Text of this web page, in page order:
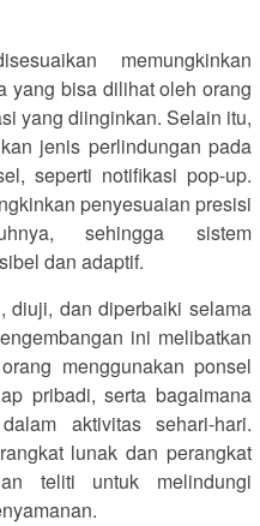
memungkinkan
yang bisa dilihat oleh orang
yang diinginkan. Selain itu,
jenis perlindungan pada
seperti notifikasi pop-up.
penyesuaian presisi
sehingga sistem
dan adaptif.
diuji, dan diperbaiki selama
ini melibatkan
menggunakan ponsel
pribadi, serta bagaimana
aktivitas sehari-hari.
lunak dan perangkat
teliti untuk melindungi